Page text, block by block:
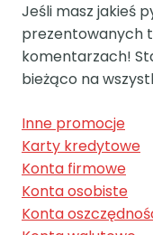
Jeśli masz jakieś
prezentowanych
komentarzach!
bieżąco na
Inne promocje
Karty kredytowe
Konta firmowe
Konta osobiste
Konta